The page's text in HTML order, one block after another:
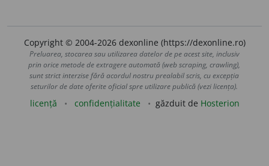
Copyright © 2004-2026 dexonline (https://dexonline.ro)
Preluarea, stocarea sau utilizarea datelor de pe acest site, inclusiv
prin orice metode de extragere automată (web scraping, crawling),
sunt strict interzise fără acordul nostru prealabil scris, cu excepția
seturilor de date oferite oficial spre utilizare publică (vezi licența).
licență confidențialitate găzduit de Hosterion